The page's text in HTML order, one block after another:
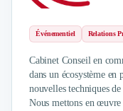
Événementiel Relations
Cabinet Conseil en
dans un écosystème
nouvelles techniques
Nous mettons en œuvre